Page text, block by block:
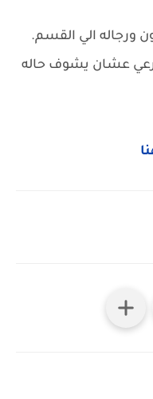
ورجاله الي القسم.
عشان يشوف حاله